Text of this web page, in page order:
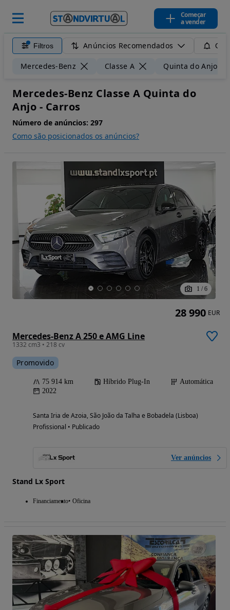
Começar
a vender
Filtros Anúncios Recomendados
Mercedes-Benz Classe A Quinta do Anjo
Mercedes-Benz Classe A Quinta do
Anjo - Carros
Número de anúncios: 297
Como são posicionados os anúncios?
1 / 6
Mercedes-Benz A 250 e AMG Line
1332 cm3 • 218 cv
Promovido
75 914 km Híbrido Plug-In
Automática
2022
Santa Iria de Azoia, São João da Talha e Bobadela (Lisboa)
Profissional • Publicado
Ver anúncios
Stand Lx Sport
Financiamento Oficina
28 990 EUR